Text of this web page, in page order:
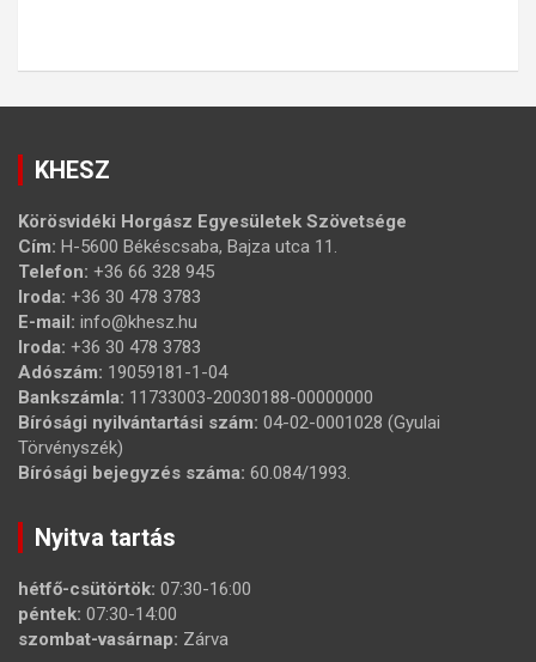
KHESZ
Körösvidéki Horgász Egyesületek Szövetsége
Cím: H-5600 Békéscsaba, Bajza utca 11.
Telefon: +36 66 328 945
Iroda: +36 30 478 3783
E-mail: info@khesz.hu
Iroda: +36 30 478 3783
Adószám: 19059181-1-04
Bankszámla: 11733003-20030188-00000000
Bírósági nyilvántartási szám: 04-02-0001028 (Gyulai
Törvényszék)
Bírósági bejegyzés száma: 60.084/1993.
Nyitva tartás
hétfő-csütörtök: 07:30-16:00
péntek: 07:30-14:00
szombat-vasárnap: Zárva